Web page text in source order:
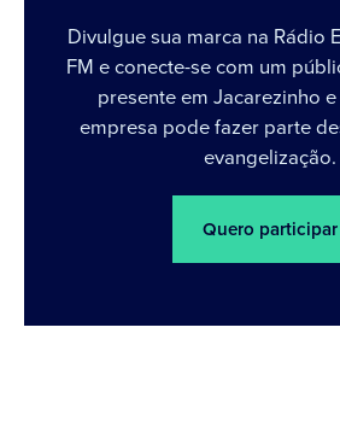
Divulgue sua marca na Rádio
FM e conecte-se com um
presente em Jacarezinho
empresa pode fazer parte
evangelização.
Quero participar